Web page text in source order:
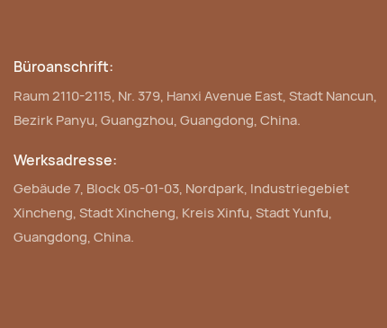
Büroanschrift:
Raum 2110-2115, Nr. 379, Hanxi Avenue East, Stadt Nancun,
Bezirk Panyu, Guangzhou, Guangdong, China.
Werksadresse:
Gebäude 7, Block 05-01-03, Nordpark, Industriegebiet
Xincheng, Stadt Xincheng, Kreis Xinfu, Stadt Yunfu,
Guangdong, China.